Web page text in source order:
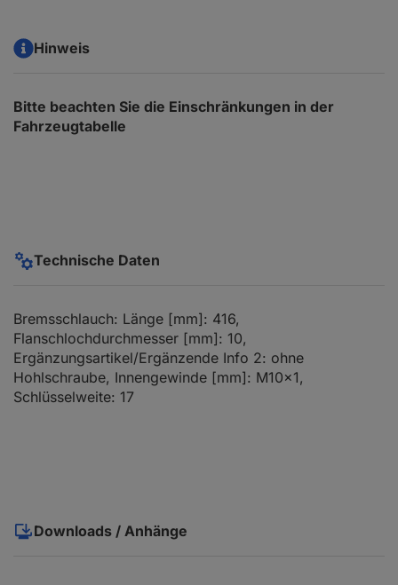
Hinweis
Bitte beachten Sie die Einschränkungen in der
Fahrzeugtabelle
Technische Daten
Bremsschlauch: Länge [mm]: 416,
Flanschlochdurchmesser [mm]: 10,
Ergänzungsartikel/Ergänzende Info 2: ohne
Hohlschraube, Innengewinde [mm]: M10x1,
Schlüsselweite: 17
Downloads / Anhänge